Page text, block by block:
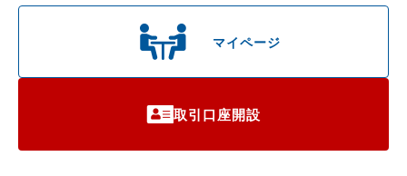
マイページ
取引口座開設